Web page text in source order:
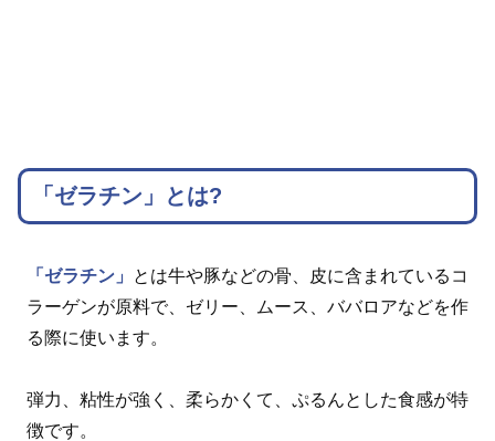
「ゼラチン」とは?
「ゼラチン」
とは牛や豚などの骨、皮に含まれているコ
ラーゲンが原料で、ゼリー、ムース、ババロアなどを作
る際に使います。
弾力、粘性が強く、柔らかくて、ぷるんとした食感が特
徴です。